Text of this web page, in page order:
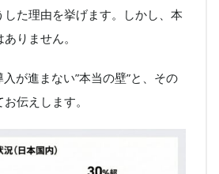
た理由を挙げます。しかし、本
りません。
が進まない”本当の壁”と、その
伝えします。